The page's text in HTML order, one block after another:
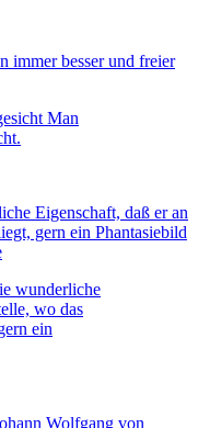
Man
wunderliche
wo das
ein